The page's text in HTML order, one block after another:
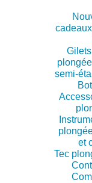
cadeaux
plongée
semi-
et
Tec